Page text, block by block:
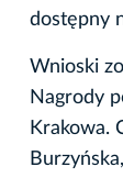
dostępny
Wnioski
Nagrody
Krakowa.